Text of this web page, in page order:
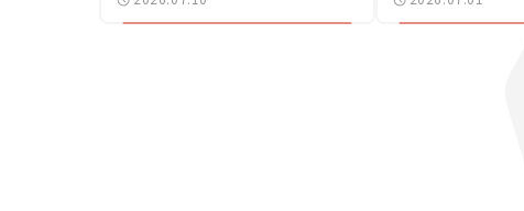
ンの週末カーミーティング通信
#2